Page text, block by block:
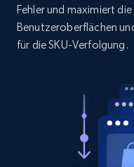
1.6K+
URL, Product id,
Rating, Reviews
and more.
Fehler und maximiert
Benutzeroberflächen
für die SKU-Verfolgung.